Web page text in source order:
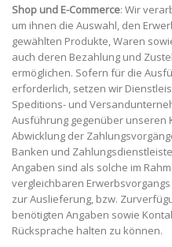
Shop und E-Commerce: Wir
um ihnen die Auswahl, den
gewählten Produkte, Waren
auch deren Bezahlung und
ermöglichen. Sofern für die
erforderlich, setzen wir
Speditions- und
Ausführung gegenüber unseren
Abwicklung der
Banken und
Angaben sind als solche im
vergleichbaren
zur Auslieferung, bzw.
benötigten Angaben sowie
Rücksprache halten zu können.